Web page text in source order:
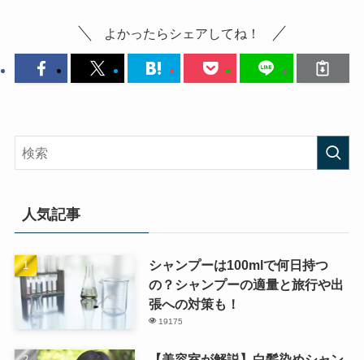
よかったらシェアしてね！
人気記事
シャンプーは100mlで何日持つ
の？シャンプーの適量と旅行や出
張への対策も！
19175